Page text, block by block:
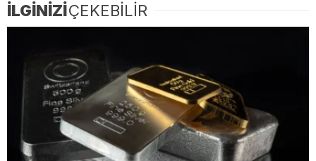
İLGİNİZİÇEKEBİLİR